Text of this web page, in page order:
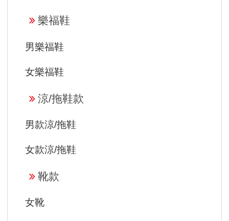
樂福鞋
男樂福鞋
女樂福鞋
涼/拖鞋款
男款涼/拖鞋
女款涼/拖鞋
靴款
女靴